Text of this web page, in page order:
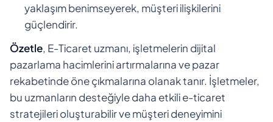
yaklaşım benimseyerek, müşteri ilişkilerini
güçlendirir.
Özetle, E-Ticaret uzmanı, işletmelerin dijital
pazarlama hacimlerini artırmalarına ve pazar
rekabetinde öne çıkmalarına olanak tanır. İşletmeler,
bu uzmanların desteğiyle daha etkili e-ticaret
stratejileri oluşturabilir ve müşteri deneyimini